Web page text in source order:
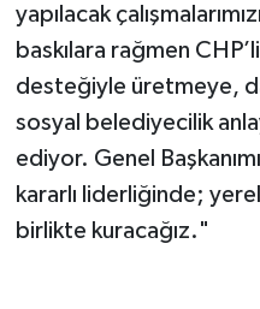
yapılacak
baskılara rağmen
desteğiyle üretmeye,
sosyal belediyecilik
ediyor. Genel
kararlı liderliğinde;
birlikte kuracağız."